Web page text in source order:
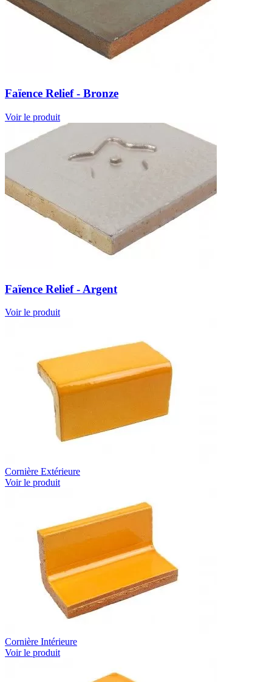
Faïence Relief - Bronze
Voir le produit
Faïence Relief - Argent
Voir le produit
Cornière Extérieure
Voir le produit
Cornière Intérieure
Voir le produit